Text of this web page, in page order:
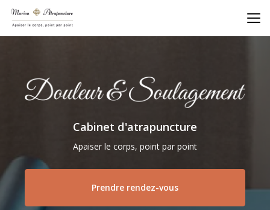
Aller
contenu
principal
Cabinet d'atrapuncture
Apaiser le corps, point par point
Prendre rendez-vous